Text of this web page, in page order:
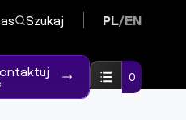
Szukaj PL/EN
0